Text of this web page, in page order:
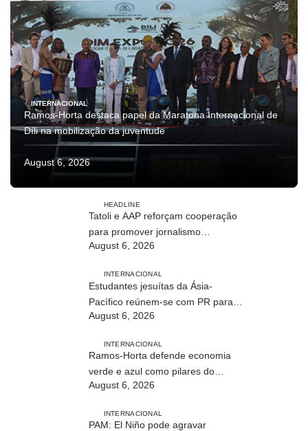
INTERNACIONAL
Ramos-Horta destaca papel da Maratona Internacional de
Díli na mobilização da juventude
August 6, 2026
HEADLINE
Tatoli e AAP reforçam cooperação
para promover jornalismo
profissional em Timor-Leste
August 6, 2026
INTERNACIONAL
Estudantes jesuítas da Ásia-
Pacífico reúnem-se com PR para
conhecer processo de paz no país
August 6, 2026
INTERNACIONAL
Ramos-Horta defende economia
verde e azul como pilares do
desenvolvimento sustentável de
August 6, 2026
INTERNACIONAL
PAM: El Niño pode agravar